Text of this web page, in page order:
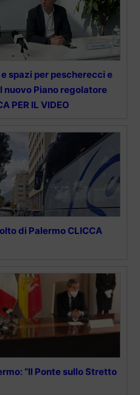
spazi per pescherecci e
Piano regolatore
PER IL VIDEO
di Palermo CLICCA
“Il Ponte sullo Stretto